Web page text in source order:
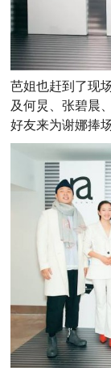
芭姐也赶到了现
及何炅、张碧晨
好友来为谢娜捧